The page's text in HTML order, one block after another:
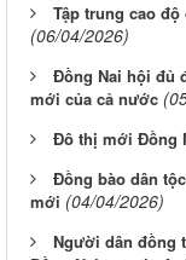
Tập trung cao
(06/04/2026)
Đồng Nai hội đủ
mới của cả nước
Đô thị mới Đồng
Đồng bào dân
mới (04/04/2026)
Người dân đồng